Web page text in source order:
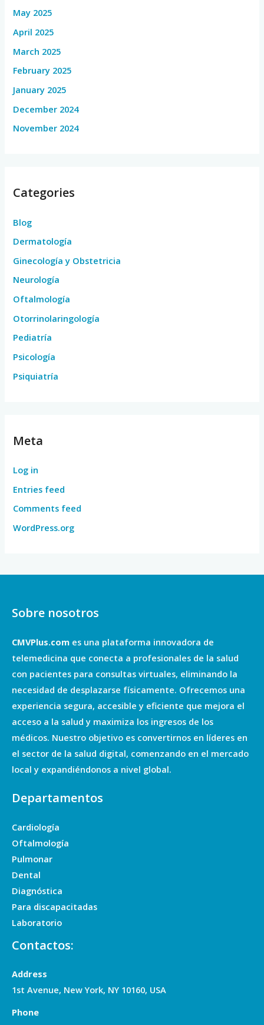
May 2025
April 2025
March 2025
February 2025
January 2025
December 2024
November 2024
Categories
Blog
Dermatología
Ginecología y Obstetricia
Neurología
Oftalmología
Otorrinolaringología
Pediatría
Psicología
Psiquiatría
Meta
Log in
Entries feed
Comments feed
WordPress.org
Sobre nosotros
CMVPlus.com es una plataforma innovadora de
telemedicina que conecta a profesionales de la salud
con pacientes para consultas virtuales, eliminando la
necesidad de desplazarse físicamente. Ofrecemos una
experiencia segura, accesible y eficiente que mejora el
acceso a la salud y maximiza los ingresos de los
médicos. Nuestro objetivo es convertirnos en líderes en
el sector de la salud digital, comenzando en el mercado
local y expandiéndonos a nivel global.
Departamentos
Cardiología
Oftalmología
Pulmonar
Dental
Diagnóstica
Para discapacitadas
Laboratorio
Contactos:
Address
1st Avenue, New York, NY 10160, USA
Phone